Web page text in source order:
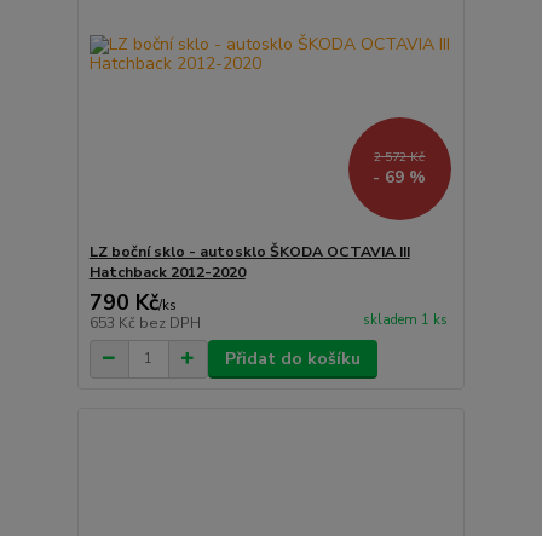
2 572 Kč
- 69 %
LZ boční sklo - autosklo ŠKODA OCTAVIA III
Hatchback 2012-2020
790 Kč/ks
653 Kč bez DPH skladem 1 ks
Přidat do košíku